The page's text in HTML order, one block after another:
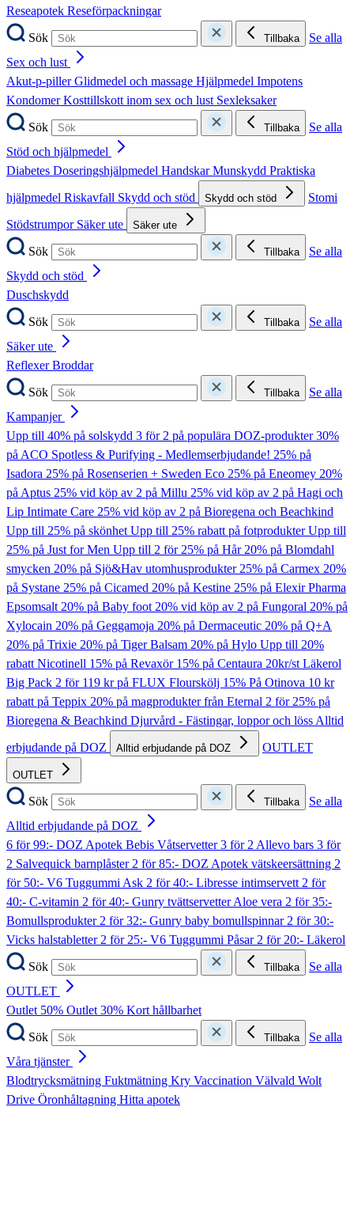
Reseapotek Reseförpackningar
Sök
Tillbaka
Se alla
Sex och lust
Akut-p-pillerGlidmedel och massage Hjälpmedel Impotens
KondomerKosttillskott inom sex och lust Sexleksaker
Sök
Tillbaka
Se alla
Stöd och hjälpmedel
Diabetes Doseringshjälpmedel HandskarMunskydd Praktiska
hjälpmedel Riskavfall Skydd och stöd Skydd och stöd
Stomi
Stödstrumpor Säker ute Säker ute
Sök Tillbaka
Se alla
Skydd och stöd
Duschskydd
Sök
Tillbaka
Se alla
Säker ute
ReflexerBroddar
Sök
Tillbaka
Se alla
Kampanjer
Upp till 40% på solskydd 3 för 2 på populära DOZ-produkter30%
på ACO Spotless & Purifying - Medlemserbjudande! 25% på
Isadora 25% på Rosenserien + Sweden Eco 25% på Eneomey 20%
på Aptus 25% vid köp av 2 på Millu 25% vid köp av 2 på Hagi och
Lip Intimate Care 25% vid köp av 2 på Bioregena och Beachkind
Upp till 25% på skönhetUpp till 25% rabatt på fotprodukterUpp till
25% på Just for Men Upp till 2 för 25% på Hår20% på Blomdahl
smycken 20% på Sjö&Hav utomhusprodukter25% på Carmex 20%
på Systane 25% på Cicamed 20% på Kestine 25% på Elexir Pharma
Epsomsalt20% på Baby foot20% vid köp av 2 på Fungoral 20% på
Xylocain 20% på Geggamoja 20% på Dermaceutic 20% på Q+A
20% på Trixie 20% på Tiger Balsam 20% på Hylo Upp till 20%
rabatt Nicotinell 15% på Revaxör 15% på Centaura 20kr/st Läkerol
Big Pack 2 för 119 kr på FLUX Flourskölj 15% På Otinova 10 kr
rabatt på Teppix 20% på magprodukter från Eternal 2 för 25% på
Bioregena & Beachkind Djurvård - Fästingar, loppor och lössAlltid
erbjudande på DOZ
Alltid erbjudande på DOZ OUTLET
OUTLET
Sök Tillbaka
Se alla
Alltid erbjudande på DOZ
6 för 99:- DOZ Apotek Bebis Våtservetter3 för 2 Allevo bars 3 för
2 Salvequick barnplåster2 för 85:- DOZ Apotek vätskeersättning 2
för 50:- V6 Tuggummi Ask 2 för 40:- Libresse intimservett2 för
40:- C-vitamin 2 för 40:- Gunry tvättservetter Aloe vera 2 för 35:-
Bomullsprodukter2 för 32:- Gunry baby bomullspinnar2 för 30:-
Vicks halstabletter2 för 25:- V6 Tuggummi Påsar2 för 20:- Läkerol
Sök
Tillbaka
Se alla
OUTLET
Outlet 50% Outlet 30% Kort hållbarhet
Sök
Tillbaka
Se alla
Våra tjänster
Blodtrycksmätning Fuktmätning Kry Vaccination Välvald Wolt
Drive Öronhåltagning Hitta apotek